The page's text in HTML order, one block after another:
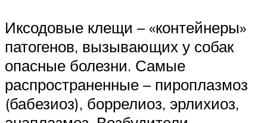
Иксодовые клещи – «контейнеры»
патогенов, вызывающих у собак
опасные болезни. Самые
распространенные – пироплазмоз
(бабезиоз), боррелиоз, эрлихиоз,